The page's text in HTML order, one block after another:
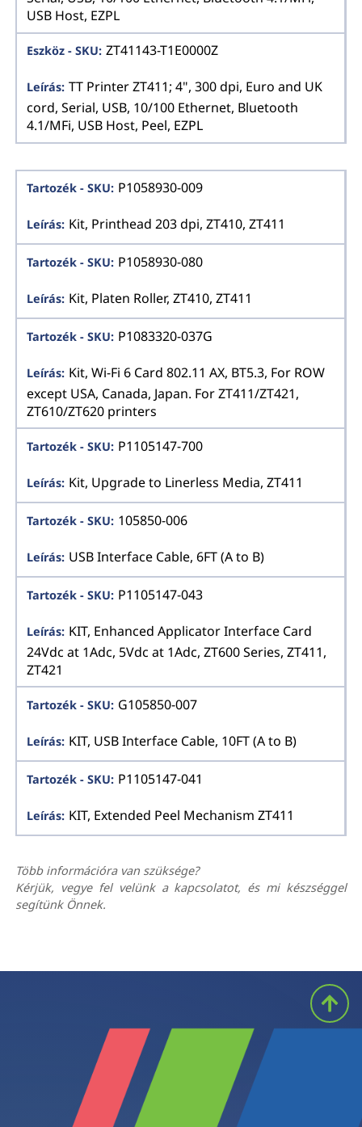
USB Host, EZPL
ZT41143-T1E0000Z
TT Printer ZT411; 4", 300 dpi, Euro and UK
cord, Serial, USB, 10/100 Ethernet, Bluetooth
4.1/MFi, USB Host, Peel, EZPL
P1058930-009
Kit, Printhead 203 dpi, ZT410, ZT411
P1058930-080
Kit, Platen Roller, ZT410, ZT411
P1083320-037G
Kit, Wi-Fi 6 Card 802.11 AX, BT5.3, For ROW
except USA, Canada, Japan. For ZT411/ZT421,
ZT610/ZT620 printers
P1105147-700
Kit, Upgrade to Linerless Media, ZT411
105850-006
USB Interface Cable, 6FT (A to B)
P1105147-043
KIT, Enhanced Applicator Interface Card
24Vdc at 1Adc, 5Vdc at 1Adc, ZT600 Series, ZT411,
ZT421
G105850-007
KIT, USB Interface Cable, 10FT (A to B)
P1105147-041
KIT, Extended Peel Mechanism ZT411
Több információra van szüksége?
Kérjük, vegye fel velünk a kapcsolatot, és mi készséggel
segítünk Önnek.